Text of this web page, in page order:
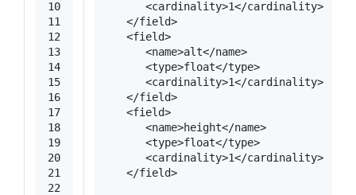
10
11
12
13
14
15
16
17
18
19
20
21
22
<cardinality>1</cardinality>
</field>
<field>
<name>alt</name>
<type>float</type>
<cardinality>1</cardinality>
</field>
<field>
<name>height</name>
<type>float</type>
<cardinality>1</cardinality>
</field>